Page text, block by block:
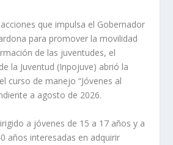
que impulsa el Gobernador
para promover la movilidad
de las juventudes, el
la Juventud (Inpojuve) abrió la
curso de manejo “Jóvenes al
a agosto de 2026.
a jóvenes de 15 a 17 años y a
años interesadas en adquirir